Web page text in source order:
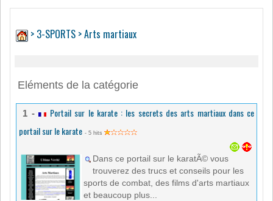
> 3-SPORTS > Arts martiaux
Eléments de la catégorie
1 -
Portail sur le karate : les secrets des arts martiaux dans ce
portail sur le karate - 5 hits
Dans ce portail sur le karatÃ© vous
trouverez des trucs et conseils pour les
sports de combat, des films d'arts martiaux
et beaucoup plus...